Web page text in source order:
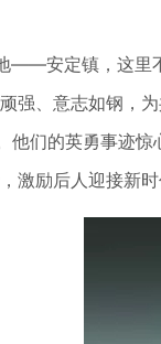
——安定镇，这里
强、意志如钢，
们的英勇事迹
激励后人迎接新